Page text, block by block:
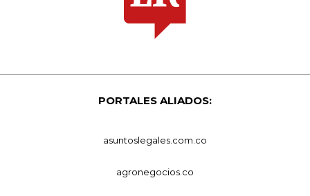
PORTALES ALIADOS:
asuntoslegales.com.co
agronegocios.co